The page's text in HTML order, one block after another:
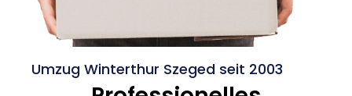
Umzug Winterthur Szeged seit 2003